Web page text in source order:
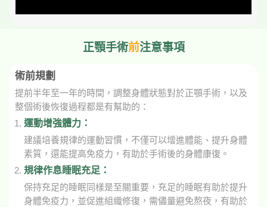
正顎手術前注意事項
術前規劃
提前半年至一年的時間，調整身體狀態對於正顎手術，以及
整個術後恢復過程都是有幫助的：
運動增強體力：
建議培養規律的運動習慣，不僅可以增進體能、提升身體
素質，還能提高免疫力，有助於手術後的身體康復。
規律作息睡眠充足：
保持充足的睡眠同樣是至關重要，充足的睡眠有助於提升
身體免疫力，並促進組織修復，需儘量避免熬夜，有助於